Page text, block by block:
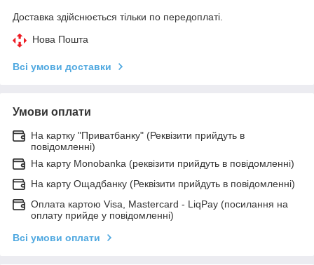
Доставка здійснюється тільки по передоплаті.
Нова Пошта
Всі умови доставки
Умови оплати
На картку "Приватбанку" (Реквізити прийдуть в
повідомленні)
На карту Monobanka (реквізити прийдуть в повідомленні)
На карту Ощадбанку (Реквізити прийдуть в повідомленні)
Оплата картою Visa, Mastercard - LiqPay (посилання на
оплату прийде у повідомленні)
Всі умови оплати